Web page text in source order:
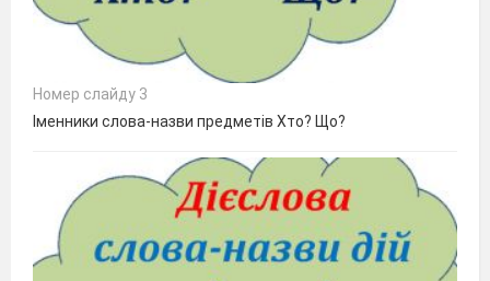
Номер слайду 3
Іменники слова-назви предметів Хто? Що?